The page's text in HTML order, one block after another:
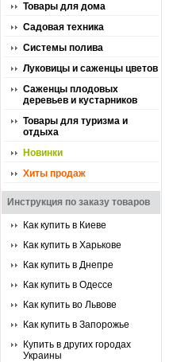
Товары для дома
Садовая техника
Системы полива
Луковицы и саженцы цветов
Саженцы плодовых
деревьев и кустарников
Товары для туризма и
отдыха
Новинки
Хиты продаж
Инструкция по заказу товаров
Как купить в Киеве
Как купить в Харькове
Как купить в Днепре
Как купить в Одессе
Как купить во Львове
Как купить в Запорожье
Купить в других городах
Украины